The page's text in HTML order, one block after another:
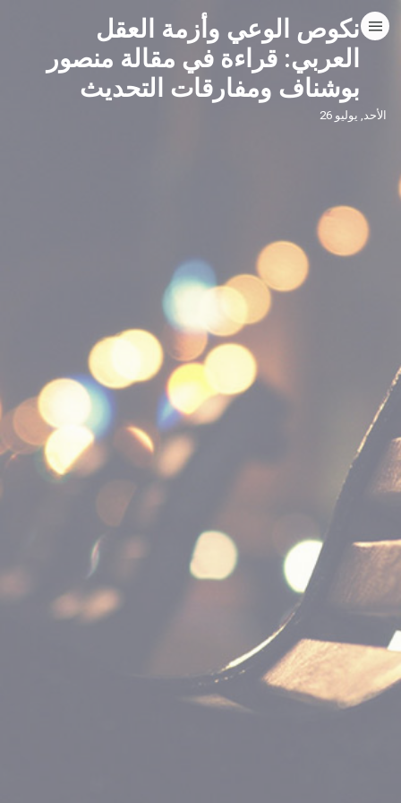
نكوص الوعي وأزمة العقل
العربي: قراءة في مقالة منصور
بوشناف ومفارقات التحديث
الأحد, يوليو 26
HOME
CATEGORIES
VISIT WEBSITE